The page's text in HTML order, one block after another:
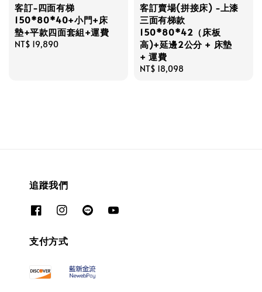
客訂-四面有梯
150*80*40+小門+床
墊+平款四面套組+運費
Regular
NT$ 19,890
客訂賣場(拼接床) -上漆
三面有梯款
150*80*42（床板
高)+延邊2公分 + 床墊
+ 運費
Regular
NT$ 18,098
追蹤我們
支付方式